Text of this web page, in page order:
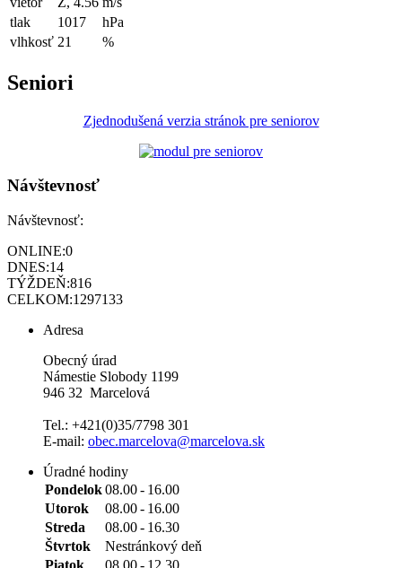
tlak
1017
hPa
vlhkosť 21 %
Seniori
Zjednodušená verzia stránok pre seniorov
Návštevnosť
Návštevnosť:
ONLINE:0
DNES:14
TÝŽDEŇ:816
CELKOM:1297133
Adresa
Obecný úrad
Námestie Slobody 1199
946 32 Marcelová
Tel.: +421(0)35/7798 301
E-mail: obec.marcelova@marcelova.sk
Úradné hodiny
Pondelok08.00- 16.00
Utorok
08.00- 16.00
Streda
08.00- 16.30
Štvrtok
Nestránkový deň